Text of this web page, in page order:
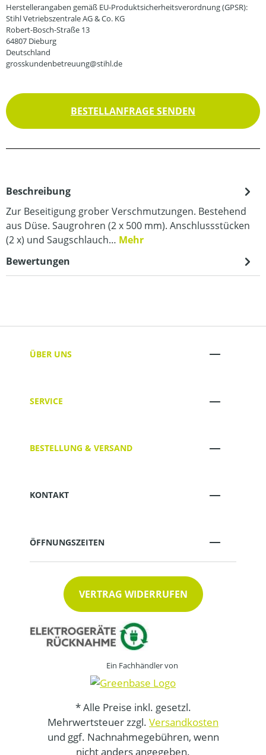
Herstellerangaben gemäß EU-Produktsicherheitsverordnung (GPSR):
Stihl Vetriebszentrale AG & Co. KG
Robert-Bosch-Straße 13
64807 Dieburg
Deutschland
grosskundenbetreuung@stihl.de
BESTELLANFRAGE SENDEN
Beschreibung
Zur Beseitigung grober Verschmutzungen. Bestehend
aus Düse. Saugrohren (2 x 500 mm). Anschlussstücken
(2 x) und Saugschlauch… Mehr
Bewertungen
ÜBER UNS
SERVICE
BESTELLUNG & VERSAND
KONTAKT
ÖFFNUNGSZEITEN
VERTRAG WIDERRUFEN
Ein Fachhändler von
* Alle Preise inkl. gesetzl.
Mehrwertsteuer zzgl. Versandkosten
und ggf. Nachnahmegebühren, wenn
nicht anders angegeben.